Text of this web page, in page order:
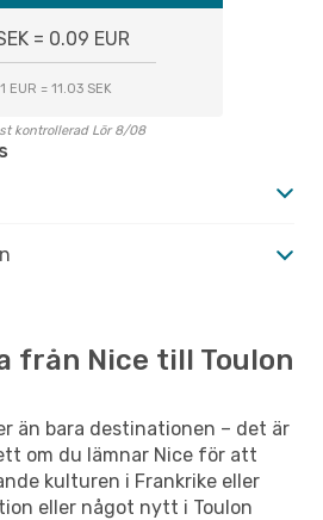
= 0.09 EUR
1 EUR = 11.03 SEK
kontrollerad Lör 8/08
från Nice till Toulon
än bara destinationen – det är
om du lämnar Nice för att
kulturen i Frankrike eller
eller något nytt i Toulon